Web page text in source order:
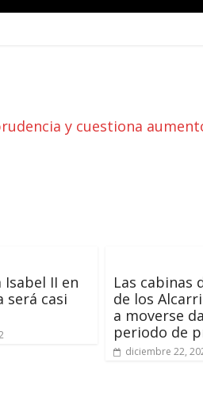
y cuestiona
Isabel II en
será casi
Las cabinas
de los
a moverse
periodo de
diciembre 22,